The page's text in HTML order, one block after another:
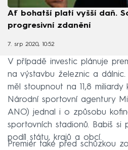
Ať bohatší platí vyšší daň.
progresivní zdanění
7. srp 2020, 10:52
V případě investic plánuje
na výstavbu železnic a
měl stoupnout na 11,8 miliardy
Národní sportovní agentury
ANO) jednal i o způsobu
sportovních stadionů. Babiš si
podíl státu, krajů a obcí.
Premiér také před schůzkou